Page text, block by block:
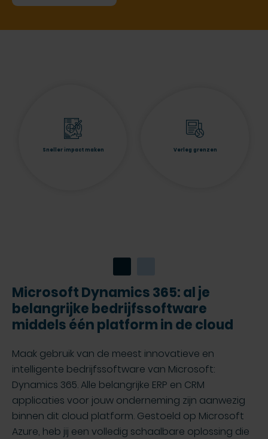
Sneller impact maken Verleg grenzen
Microsoft Dynamics 365: al je
belangrijke bedrijfssoftware
middels één platform in de cloud
Maak gebruik van de meest innovatieve en
intelligente bedrijfssoftware van Microsoft:
Dynamics 365. Alle belangrijke ERP en CRM
applicaties voor jouw onderneming zijn aanwezig
binnen dit cloud platform. Gestoeld op Microsoft
Azure, heb jij een volledig schaalbare oplossing die